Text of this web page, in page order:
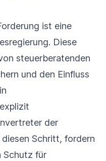
ist eine
Diese
steuerberatenden
und den Einfluss
der
Schritt, fordern
Schutz für